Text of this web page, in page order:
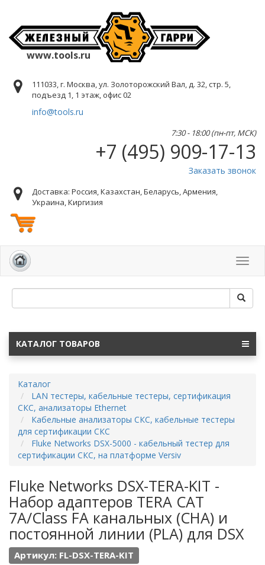
www.tools.ru
111033, г. Москва, ул. Золоторожский Вал, д. 32, стр. 5,
подъезд 1, 1 этаж, офис 02
info@tools.ru
7:30 - 18:00 (пн-пт, МСК)
+7 (495) 909-17-13
Заказать звонок
Доставка: Россия, Казахстан, Беларусь, Армения,
Украина, Киргизия
КАТАЛОГ ТОВАРОВ
Каталог
LAN тестеры, кабельные тестеры, сертификация
СКС, анализаторы Ethernet
Кабельные анализаторы СКС, кабельные тестеры
для сертификации СКС
Fluke Networks DSX-5000 - кабельный тестер для
сертификации СКС, на платформе Versiv
Fluke Networks DSX-TERA-KIT -
Набор адаптеров TERA CAT
7A/Class FA канальных (CHA) и
постоянной линии (PLA) для DSX
Артикул: FL-DSX-TERA-KIT